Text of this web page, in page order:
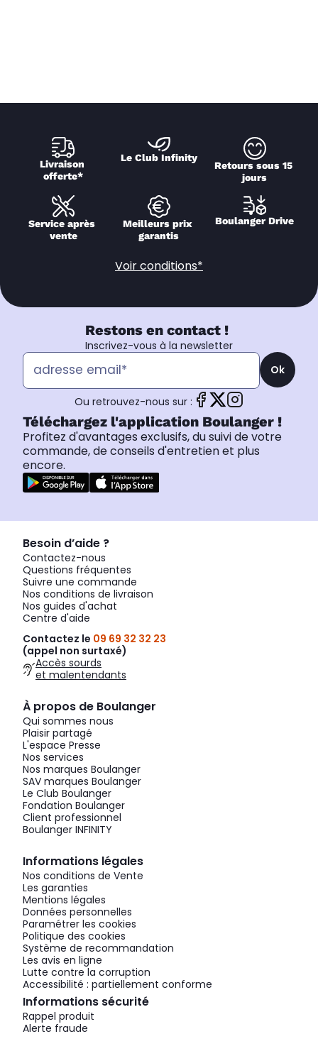
Livraison
offerte*
Le Club Infinity
Retours sous 15
jours
Service après
vente
Meilleurs prix
garantis
Boulanger Drive
Voir conditions*
Restons en contact !
Inscrivez-vous à la newsletter
Ok
Ou retrouvez-nous sur :
Téléchargez l'application Boulanger !
Profitez d'avantages exclusifs, du suivi de votre
commande, de conseils d'entretien et plus
encore.
Besoin d’aide ?
Contactez-nous
Questions fréquentes
Suivre une commande
Nos conditions de livraison
Nos guides d'achat
Centre d'aide
Contactez le 09 69 32 32 23
(appel non surtaxé)
Accès sourds
et malentendants
À propos de Boulanger
Qui sommes nous
Plaisir partagé
L'espace Presse
Nos services
Nos marques Boulanger
SAV marques Boulanger
Le Club Boulanger
Fondation Boulanger
Client professionnel
Boulanger INFINITY
Informations légales
Nos conditions de Vente
Les garanties
Mentions légales
Données personnelles
Paramétrer les cookies
Politique des cookies
Système de recommandation
Les avis en ligne
Lutte contre la corruption
Accessibilité : partiellement conforme
Informations sécurité
Rappel produit
Alerte fraude